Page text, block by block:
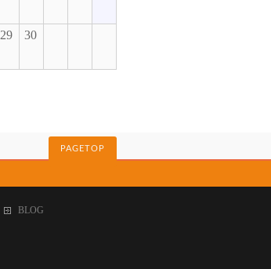
29 30
PAGETOP
BLOG